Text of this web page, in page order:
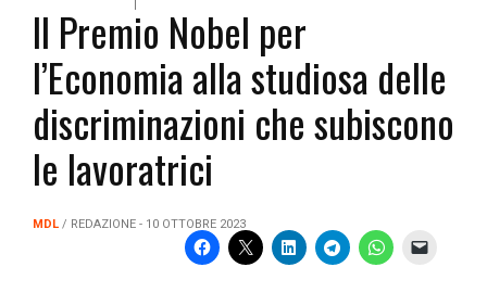
Il Premio Nobel per
l’Economia alla studiosa delle
discriminazioni che subiscono
le lavoratrici
MDL / REDAZIONE - 10 OTTOBRE 2023